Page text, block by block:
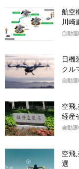
航空
川崎
自動
日機
クル
自動
空飛
経産
自動
空飛
選